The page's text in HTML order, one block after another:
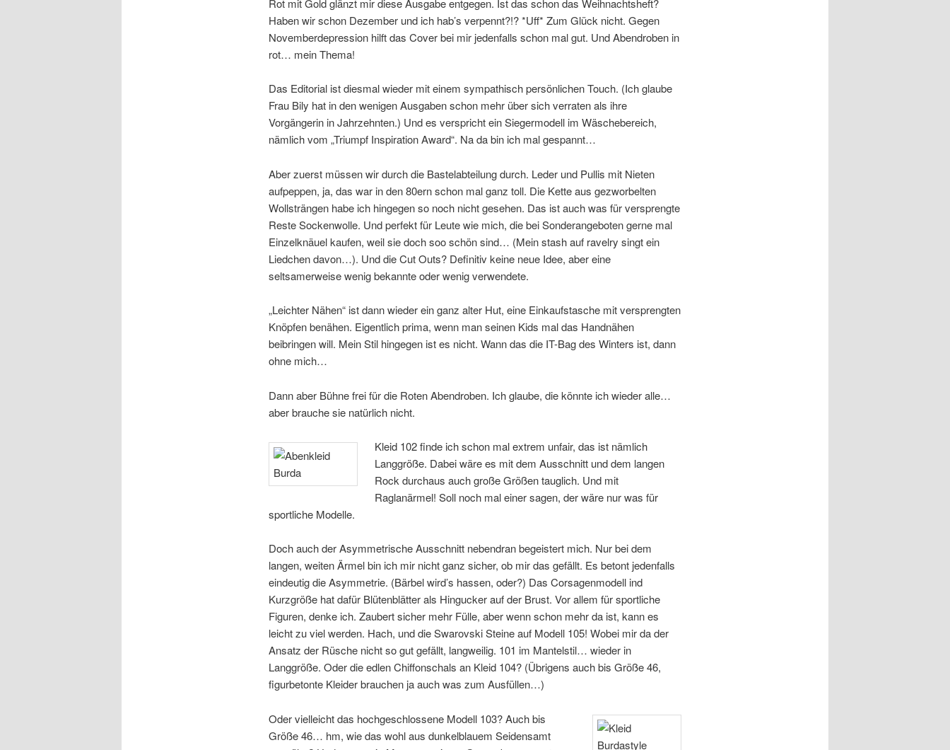
Rot mit Gold glänzt mir diese Ausgabe entgegen. Ist das schon das Weihnachtsheft?
Haben wir schon Dezember und ich hab’s verpennt?!? *Uff* Zum Glück nicht. Gegen
Novemberdepression hilft das Cover bei mir jedenfalls schon mal gut. Und Abendroben in
rot… mein Thema!
Das Editorial ist diesmal wieder mit einem sympathisch persönlichen Touch. (Ich glaube
Frau Bily hat in den wenigen Ausgaben schon mehr über sich verraten als ihre
Vorgängerin in Jahrzehnten.) Und es verspricht ein Siegermodell im Wäschebereich,
nämlich vom „Triumpf Inspiration Award“. Na da bin ich mal gespannt…
Aber zuerst müssen wir durch die Bastelabteilung durch. Leder und Pullis mit Nieten
aufpeppen, ja, das war in den 80ern schon mal ganz toll. Die Kette aus gezworbelten
Wollsträngen habe ich hingegen so noch nicht gesehen. Das ist auch was für versprengte
Reste Sockenwolle. Und perfekt für Leute wie mich, die bei Sonderangeboten gerne mal
Einzelknäuel kaufen, weil sie doch soo schön sind… (Mein stash auf ravelry singt ein
Liedchen davon…). Und die Cut Outs? Definitiv keine neue Idee, aber eine
seltsamerweise wenig bekannte oder wenig verwendete.
„Leichter Nähen“ ist dann wieder ein ganz alter Hut, eine Einkaufstasche mit versprengten
Knöpfen benähen. Eigentlich prima, wenn man seinen Kids mal das Handnähen
beibringen will. Mein Stil hingegen ist es nicht. Wann das die IT-Bag des Winters ist, dann
ohne mich…
Dann aber Bühne frei für die Roten Abendroben. Ich glaube, die könnte ich wieder alle…
aber brauche sie natürlich nicht.
Kleid 102 finde ich schon mal extrem unfair, das ist nämlich
Langgröße. Dabei wäre es mit dem Ausschnitt und dem langen
Rock durchaus auch große Größen tauglich. Und mit
Raglanärmel! Soll noch mal einer sagen, der wäre nur was für
sportliche Modelle.
Doch auch der Asymmetrische Ausschnitt nebendran begeistert mich. Nur bei dem
langen, weiten Ärmel bin ich mir nicht ganz sicher, ob mir das gefällt. Es betont jedenfalls
eindeutig die Asymmetrie. (Bärbel wird’s hassen, oder?) Das Corsagenmodell ind
Kurzgröße hat dafür Blütenblätter als Hingucker auf der Brust. Vor allem für sportliche
Figuren, denke ich. Zaubert sicher mehr Fülle, aber wenn schon mehr da ist, kann es
leicht zu viel werden. Hach, und die Swarovski Steine auf Modell 105! Wobei mir da der
Ansatz der Rüsche nicht so gut gefällt, langweilig. 101 im Mantelstil… wieder in
Langgröße. Oder die edlen Chiffonschals an Kleid 104? (Übrigens auch bis Größe 46,
figurbetonte Kleider brauchen ja auch was zum Ausfüllen…)
Oder vielleicht das hochgeschlossene Modell 103? Auch bis
Größe 46… hm, wie das wohl aus dunkelblauem Seidensamt